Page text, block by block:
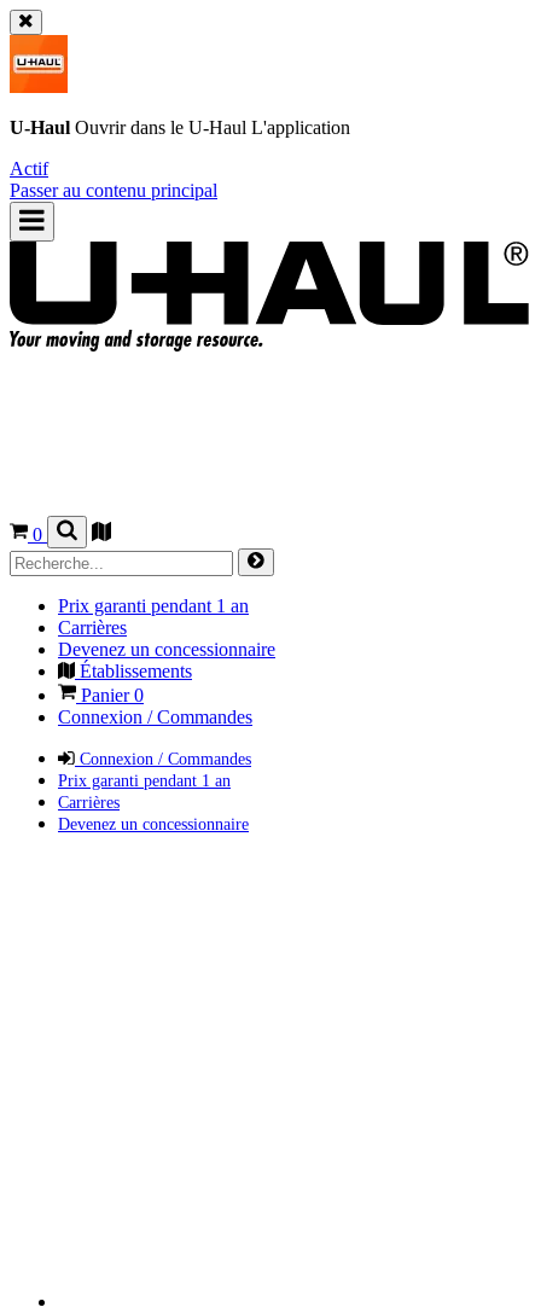
U-Haul Ouvrir dans le U-Haul L'application
Actif
Passer au contenu principal
0
Prix garanti pendant 1 an
Carrières
Devenez un concessionnaire
Établissements
Panier0
Connexion / Commandes
Connexion / Commandes
Prix garanti pendant 1 an
Carrières
Devenez un concessionnaire